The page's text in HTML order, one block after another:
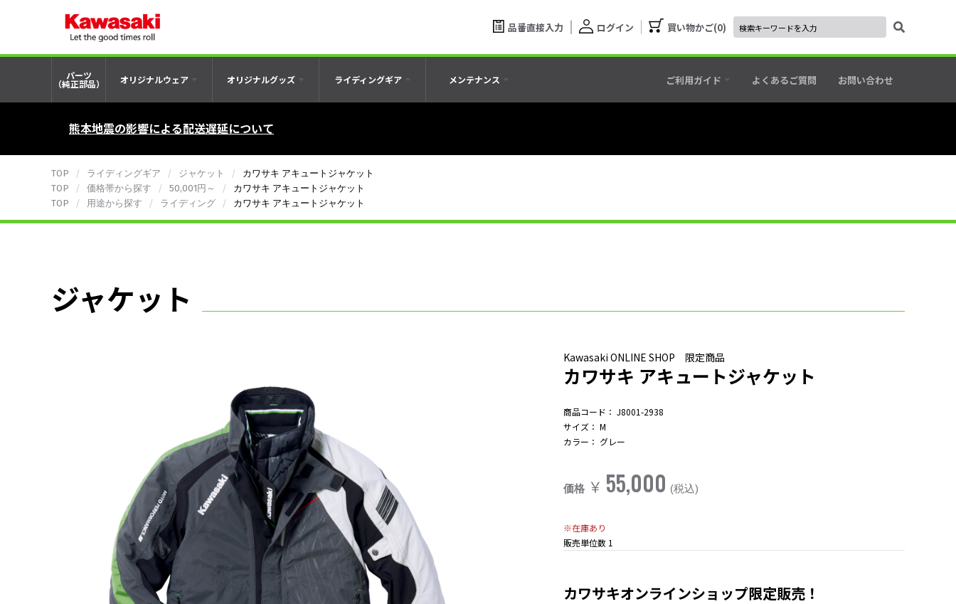
品番直接入力 ログイン 買い物かご 0
パーツ
（純正部品） オリジナルウェア オリジナルグッズ ライディングギア メンテナンス ご利用ガイド よくあるご質問 お問い合わせ
熊本地震の影響による配送遅延について
TOP ライディングギア ジャケット
カワサキ アキュートジャケット
TOP
価格帯から探す 50,001円～
カワサキ アキュートジャケット
TOP
用途から探す ライディング カワサキ アキュートジャケット
ジャケット
Kawasaki ONLINE SHOP 限定商品
カワサキ アキュートジャケット
商品コード： J8001-2938
サイズ： M
カラー： グレー
価格 ￥ 55,000 (税込)
※在庫あり
販売単位数 1
カワサキオンラインショップ限定販売！